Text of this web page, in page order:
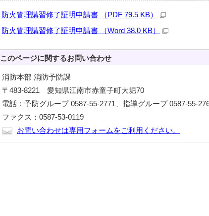
防火管理講習修了証明申請書 （PDF 79.5 KB）
防火管理講習修了証明申請書 （Word 38.0 KB）
このページに関するお問い合わせ
消防本部 消防予防課
〒483-8221 愛知県江南市赤童子町大堀70
電話：予防グループ 0587-55-2771、指導グループ 0587-55-
ファクス：0587-53-0119
お問い合わせは専用フォームをご利用ください。